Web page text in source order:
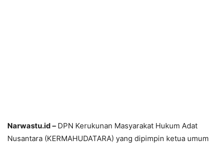
Narwastu.id – DPN Kerukunan Masyarakat Hukum Adat
Nusantara (KERMAHUDATARA) yang dipimpin ketua umum